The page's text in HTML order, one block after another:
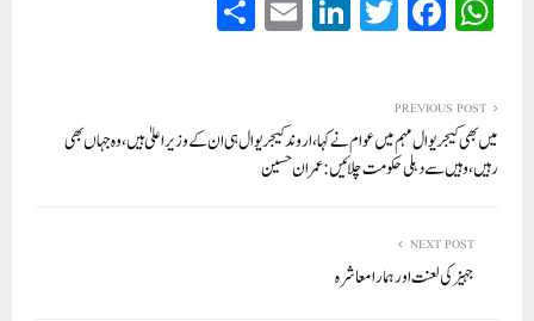
W
ha
A
pp
Fa
ce
ok
T
wi
r
Li
nk
In
E
m
PREVIOUS POST
میں بھی کیجریوال مہم میں عوام نے کہا، اروند کیجریوال ہی ان کے وزیراعلیٰ ہیں، وہ جہاں بھی
رہیں، وہیں سے دہلی حکومت چلائیں: عمران حسین
NEXT POST
جہیز کی لعنت اور ہمارا معاشرہ